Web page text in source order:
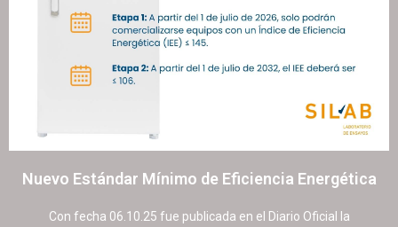
Nuevo Estándar Mínimo de Eficiencia Energética
Con fecha 06.10.25 fue publicada en el Diario Oficial la